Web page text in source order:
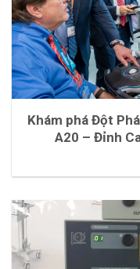
Khám phá Đột
A20 – Đỉnh